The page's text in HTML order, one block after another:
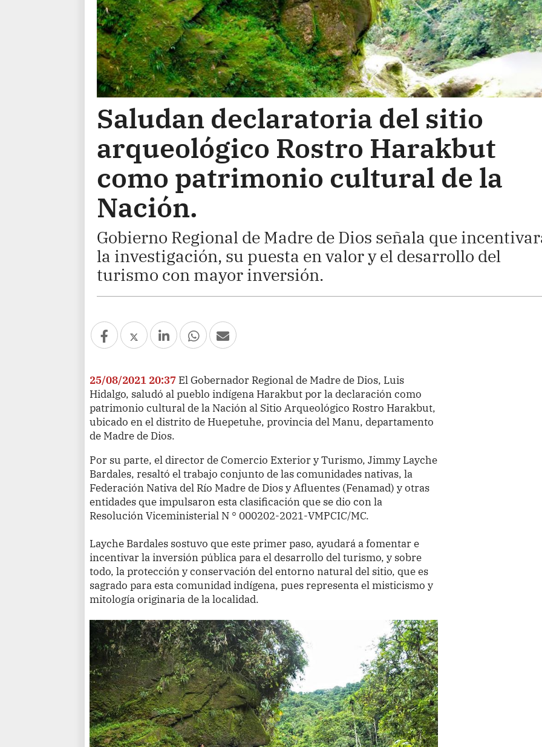
Saludan declaratoria del sitio
arqueológico Rostro Harakbut
como patrimonio cultural de la
Nación.
Gobierno Regional de Madre de Dios señala que
la investigación, su puesta en valor y el desarrollo del
turismo con mayor inversión.
25/08/2021 20:37 El Gobernador Regional de Madre de Dios, Luis
Hidalgo, saludó al pueblo indígena Harakbut por la declaración como
patrimonio cultural de la Nación al Sitio Arqueológico Rostro Harakbut,
ubicado en el distrito de Huepetuhe, provincia del Manu, departamento
de Madre de Dios.
Por su parte, el director de Comercio Exterior y Turismo, Jimmy Layche
Bardales, resaltó el trabajo conjunto de las comunidades nativas, la
Federación Nativa del Río Madre de Dios y Afluentes (Fenamad) y otras
entidades que impulsaron esta clasificación que se dio con la
Resolución Viceministerial N ° 000202-2021-VMPCIC/MC.
Layche Bardales sostuvo que este primer paso, ayudará a fomentar e
incentivar la inversión pública para el desarrollo del turismo, y sobre
todo, la protección y conservación del entorno natural del sitio, que es
sagrado para esta comunidad indígena, pues representa el misticismo y
mitología originaria de la localidad.